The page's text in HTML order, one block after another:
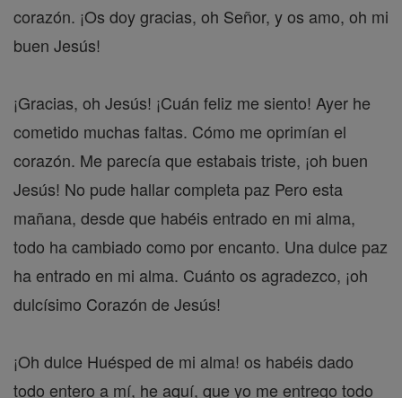
corazón. ¡Os doy gracias, oh Señor, y os amo, oh mi
buen Jesús!
¡Gracias, oh Jesús! ¡Cuán feliz me siento! Ayer he
cometido muchas faltas. Cómo me oprimían el
corazón. Me parecía que estabais triste, ¡oh buen
Jesús! No pude hallar completa paz Pero esta
mañana, desde que habéis entrado en mi alma,
todo ha cambiado como por encanto. Una dulce paz
ha entrado en mi alma. Cuánto os agradezco, ¡oh
dulcísimo Corazón de Jesús!
¡Oh dulce Huésped de mi alma! os habéis dado
todo entero a mí, he aquí, que yo me entrego todo